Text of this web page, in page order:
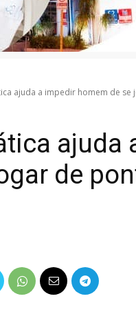
ajuda a impedir homem de se
ajuda
de